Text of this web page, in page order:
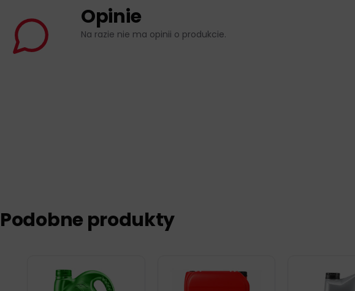
Opinie
Na razie nie ma opinii o produkcie.
Podobne produkty